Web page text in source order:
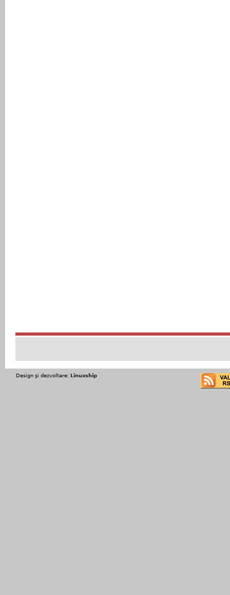
Design şi dezvoltare: Linuxship